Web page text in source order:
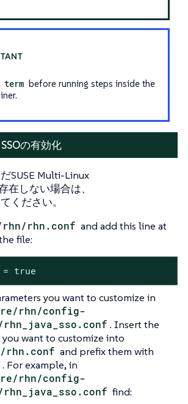
term before running steps inside the
の有効化
SUSE Multi-Linux
在しない場合は、
ください。
rhn.conf and add this line at
file:
= true
you want to customize in
rhn/config-
. Insert the
you want to customize into
rhn.conf and prefix them with
. For example, in
rhn/config-
find: